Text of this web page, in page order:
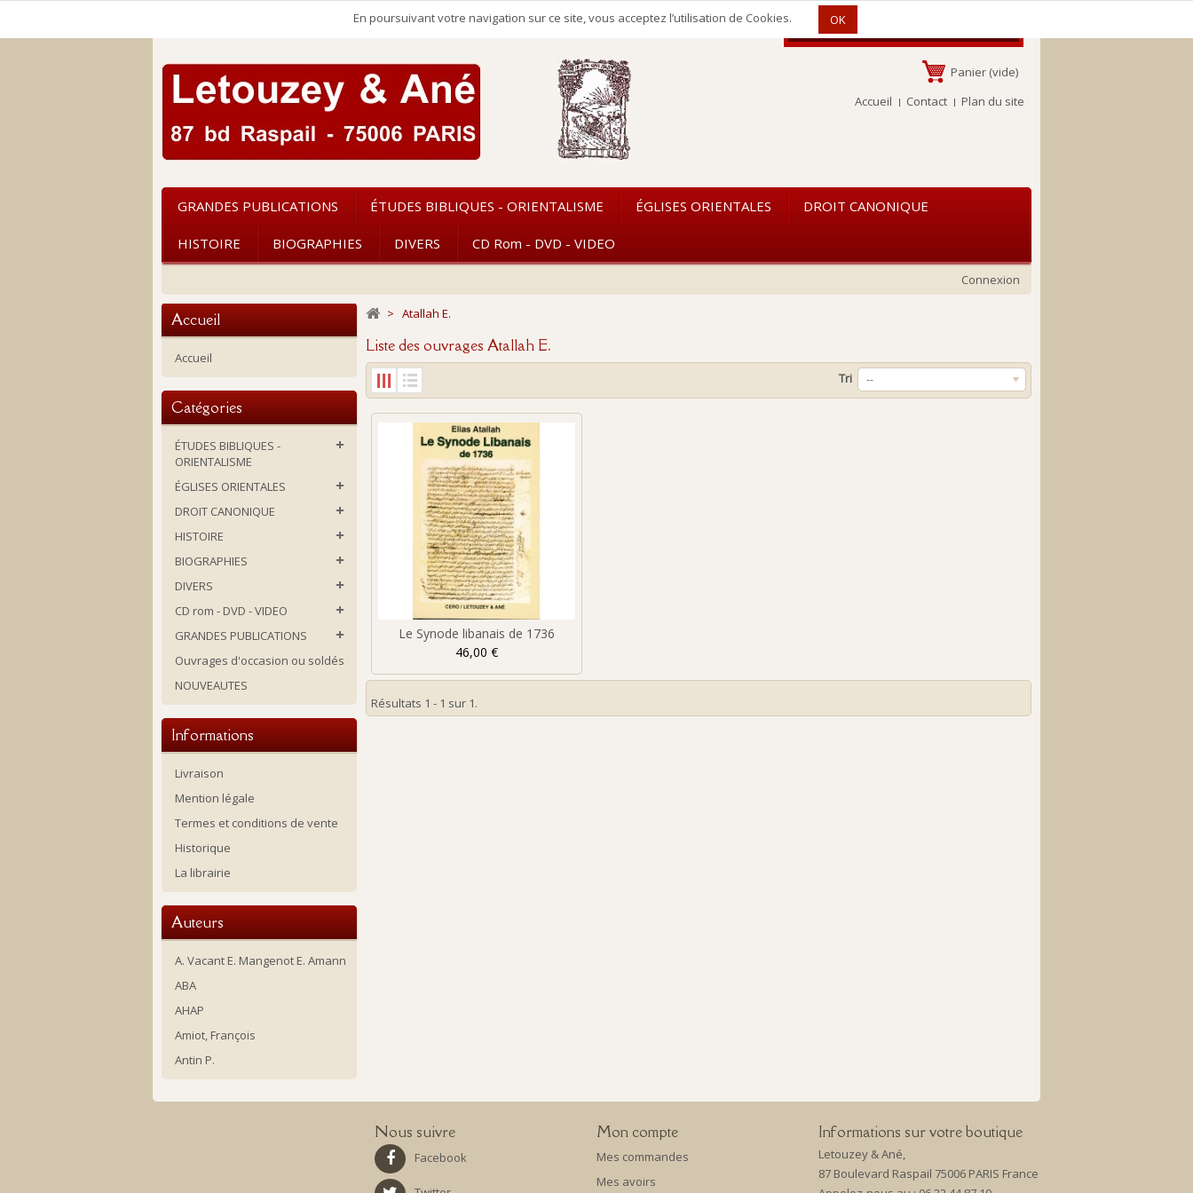
Panier (vide)
Accueil
Contact Plan du site
GRANDES PUBLICATIONS ÉTUDES BIBLIQUES - ORIENTALISME ÉGLISES ORIENTALES DROIT CANONIQUE
HISTOIRE BIOGRAPHIES DIVERS CD Rom - DVD - VIDEO
Connexion
Accueil
Accueil
Catégories
ÉTUDES BIBLIQUES -
ORIENTALISME
ÉGLISES ORIENTALES
DROIT CANONIQUE
HISTOIRE
BIOGRAPHIES
DIVERS
CD rom - DVD - VIDEO
GRANDES PUBLICATIONS
Ouvrages d'occasion ou soldés
NOUVEAUTES
Informations
Livraison
Mention légale
Termes et conditions de vente
Historique
La librairie
Auteurs
A. Vacant E. Mangenot E. Amann
ABA
AHAP
Amiot, François
Antin P.
> Atallah E.
Liste des ouvrages Atallah E.
Tri --
Le Synode libanais de 1736
46,00 €
Résultats 1 - 1 sur 1.
Nous suivre
Facebook
Mon compte
Mes commandes
Mes avoirs
Informations sur votre boutique
Letouzey & Ané,
87 Boulevard Raspail 75006 PARIS France
En poursuivant votre navigation sur ce site, vous acceptez l’utilisation de Cookies. OK